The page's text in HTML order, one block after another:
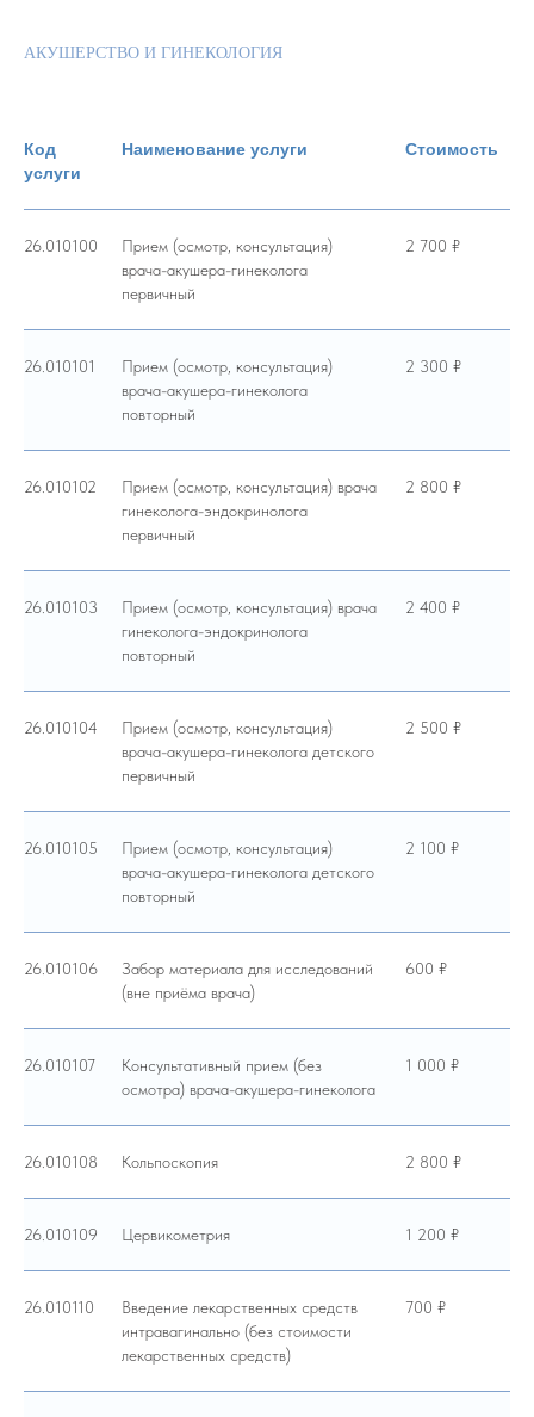
АКУШЕРСТВО И ГИНЕКОЛОГИЯ
Код
услуги
Наименование услуги Стоимость
26.010100
Прием (осмотр, консультация)
врача-акушера-гинеколога
первичный
2 700 ₽
26.010101
Прием (осмотр, консультация)
врача-акушера-гинеколога
повторный
2 300 ₽
26.010102
Прием (осмотр, консультация) врача
гинеколога-эндокринолога
первичный
2 800 ₽
26.010103
Прием (осмотр, консультация) врача
гинеколога-эндокринолога
повторный
2 400 ₽
26.010104
Прием (осмотр, консультация)
врача-акушера-гинеколога детского
первичный
2 500 ₽
26.010105
Прием (осмотр, консультация)
врача-акушера-гинеколога детского
повторный
2 100 ₽
26.010106
Забор материала для исследований
(вне приёма врача)
600 ₽
26.010107
Консультативный прием (без
осмотра) врача-акушера-гинеколога
1 000 ₽
26.010108 Кольпоскопия 2 800 ₽
26.010109 Цервикометрия 1 200 ₽
26.010110
Введение лекарственных средств
интравагинально (без стоимости
лекарственных средств)
700 ₽